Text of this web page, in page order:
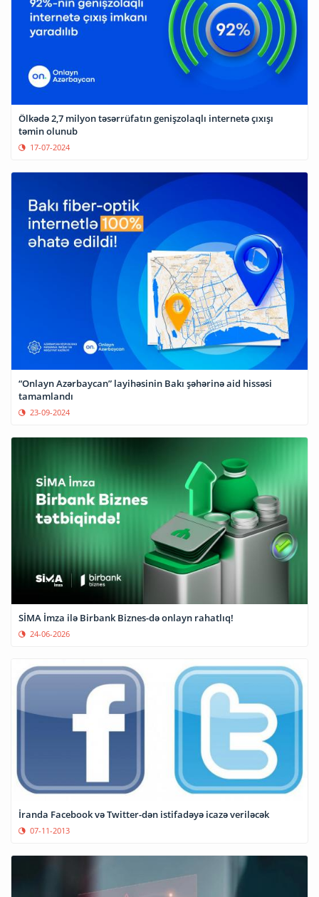
Ölkədə 2,7 milyon təsərrüfatın genişzolaqlı internetə çıxışı
təmin olunub
17-07-2024
“Onlayn Azərbaycan” layihəsinin Bakı şəhərinə aid hissəsi
tamamlandı
23-09-2024
SİMA İmza ilə Birbank Biznes-də onlayn rahatlıq!
24-06-2026
İranda Facebook və Twitter-dən istifadəyə icazə veriləcək
07-11-2013